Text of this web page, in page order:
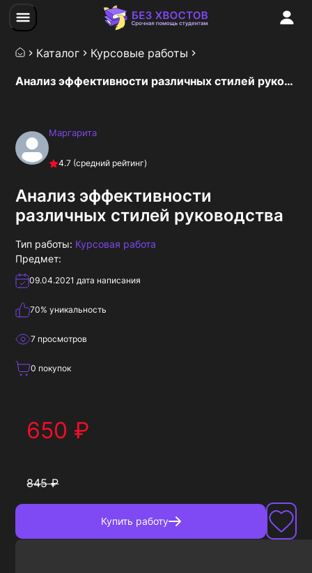
Каталог
Курсовые работы
Анализ эффективности различных стилей руководства
Маргарита
4.7 (средний рейтинг)
Анализ эффективности
различных стилей руководства
Тип работы: Курсовая работа
Предмет:
09.04.2021 дата написания
70% уникальность
7 просмотров
0 покупок
650 ₽
845₽
Купить работу